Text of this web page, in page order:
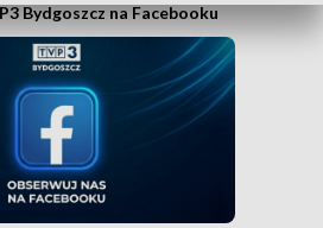
Bydgoszcz na Facebooku